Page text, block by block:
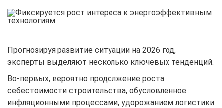
Прогнозируя развитие ситуации на 2026 год,
эксперты выделяют несколько ключевых тенденций.
Во-первых, вероятно продолжение роста
себестоимости строительства, обусловленное
инфляционными процессами, удорожанием логистики